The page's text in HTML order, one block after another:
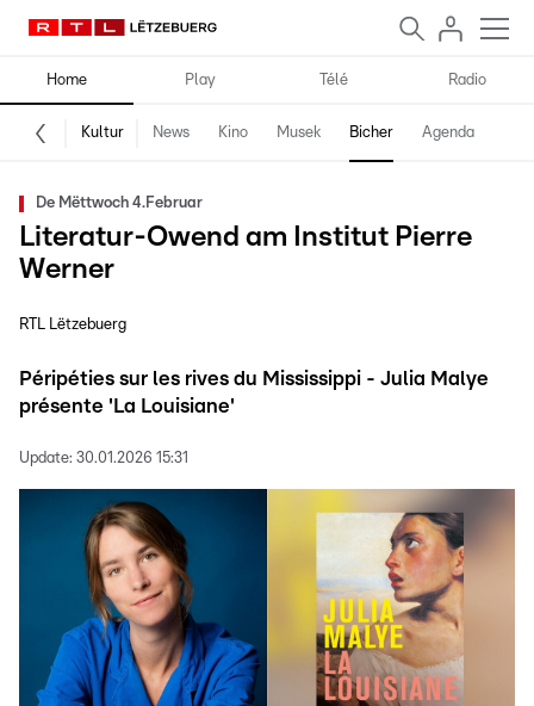
Home Play Télé Radio
Kultur News Kino Musek Bicher Agenda
De Mëttwoch 4.Februar
Literatur-Owend am Institut Pierre
Werner
RTL Lëtzebuerg
Péripéties sur les rives du Mississippi - Julia Malye
présente 'La Louisiane'
Update: 30.01.2026 15:31